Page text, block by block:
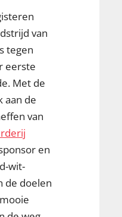
van
tegen
eerste
Met de
aan de
van
en
wit-
de doelen